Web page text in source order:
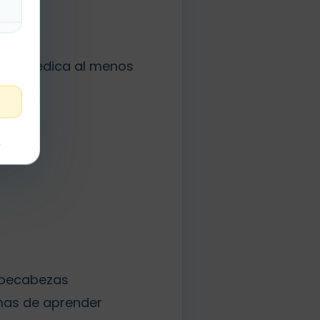
Dedica al menos
de aprender